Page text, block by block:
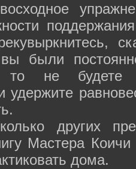
были
то не будете
удержите
других
Мастера
дома.